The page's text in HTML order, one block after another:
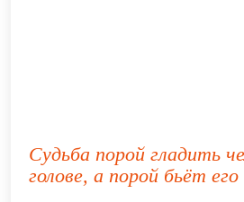
Судьба порой гладить
голове, а порой бьёт